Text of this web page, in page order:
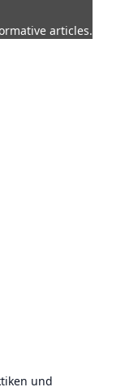
articles.
und